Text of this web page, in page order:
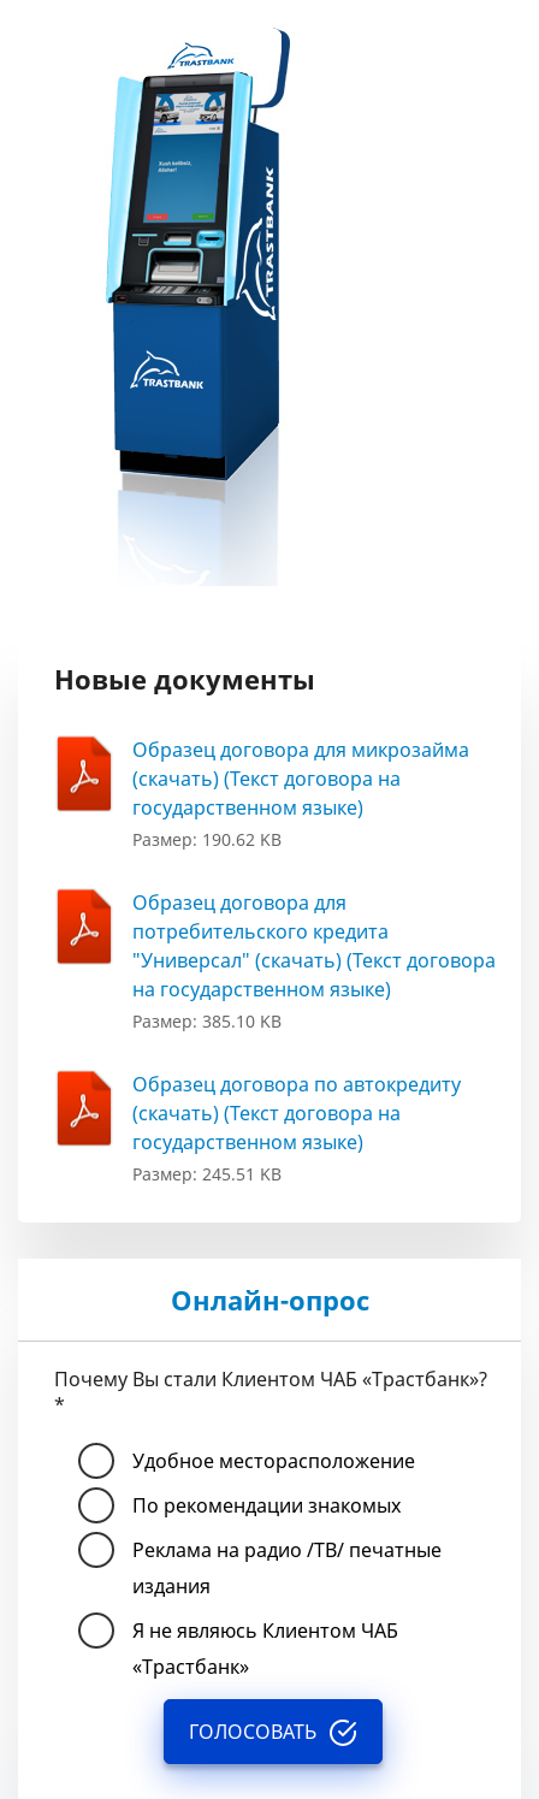
Новые документы
Образец договора для микрозайма
(скачать) (Текст договора на
государственном языке)
Размер: 190.62 KB
Образец договора для
потребительского кредита
"Универсал" (скачать) (Текст договора
на государственном языке)
Размер: 385.10 KB
Образец договора по автокредиту
(скачать) (Текст договора на
государственном языке)
Размер: 245.51 KB
Онлайн-опрос
Почему Вы стали Клиентом ЧАБ «Трастбанк»?
*
Удобное месторасположение
По рекомендации знакомых
Реклама на радио /ТВ/ печатные
издания
Я не являюсь Клиентом ЧАБ
«Трастбанк»
ГОЛОСОВАТЬ